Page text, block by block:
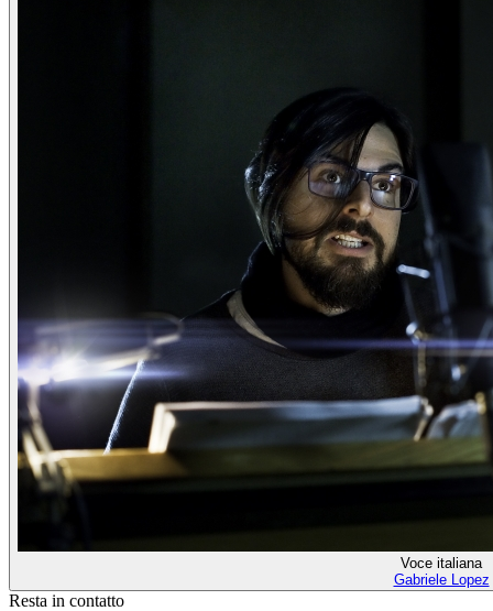
Voce italiana
Gabriele Lopez
Resta in contatto